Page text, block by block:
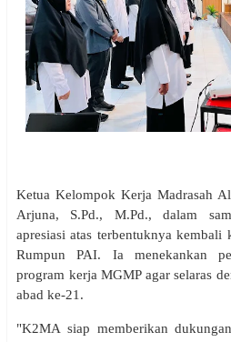
Ketua Kelompok Kerja Madrasah
Arjuna, S.Pd., M.Pd., dalam
apresiasi atas terbentuknya kembali
Rumpun PAI. Ia menekankan
program kerja MGMP agar selaras
abad ke-21.
"K2MA siap memberikan